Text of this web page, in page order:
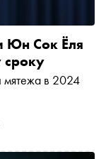
Юн Сок Ёля
сроку
мятежа в 2024